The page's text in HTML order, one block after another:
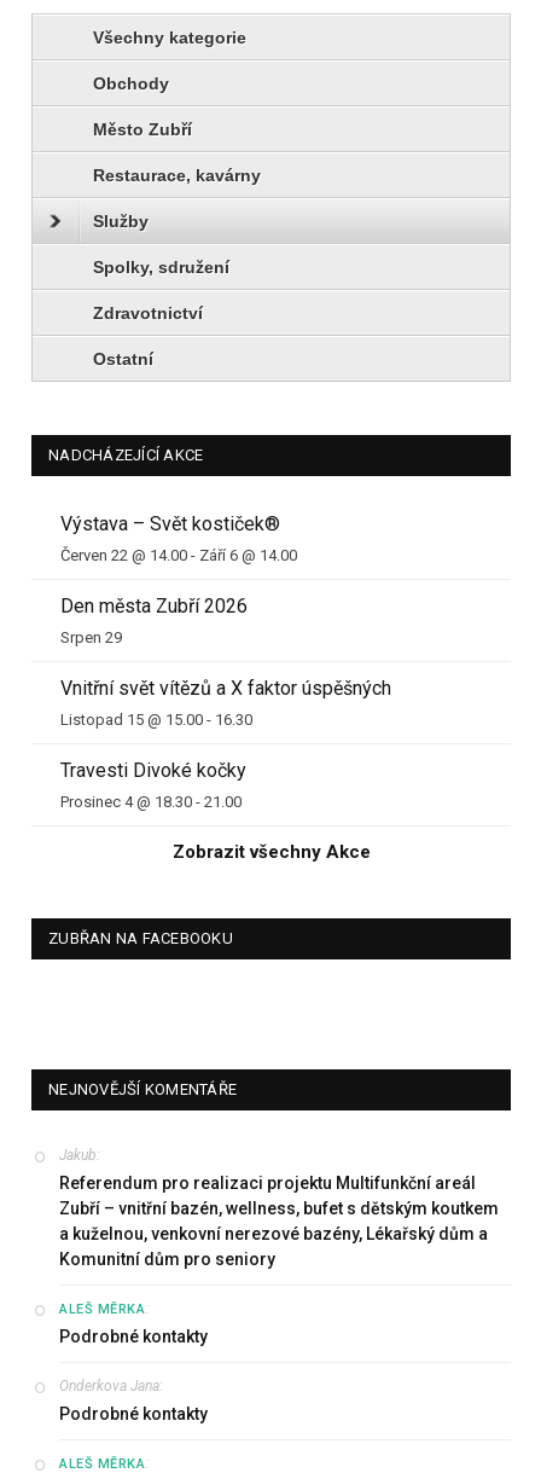
Všechny kategorie
Obchody
Město Zubří
Restaurace, kavárny
Služby
Spolky, sdružení
Zdravotnictví
Ostatní
NADCHÁZEJÍCÍ AKCE
Výstava – Svět kostiček®
Červen 22 @ 14.00 - Září 6 @ 14.00
Den města Zubří 2026
Srpen 29
Vnitřní svět vítězů a X faktor úspěšných
Listopad 15 @ 15.00 - 16.30
Travesti Divoké kočky
Prosinec 4 @ 18.30 - 21.00
Zobrazit všechny Akce
ZUBŘAN NA FACEBOOKU
NEJNOVĚJŠÍ KOMENTÁŘE
Jakub:
Referendum pro realizaci projektu Multifunkční areál
Zubří – vnitřní bazén, wellness, bufet s dětským koutkem
a kuželnou, venkovní nerezové bazény, Lékařský dům a
Komunitní dům pro seniory
ALEŠ MĚRKA:
Podrobné kontakty
Onderkova Jana:
Podrobné kontakty
ALEŠ MĚRKA: